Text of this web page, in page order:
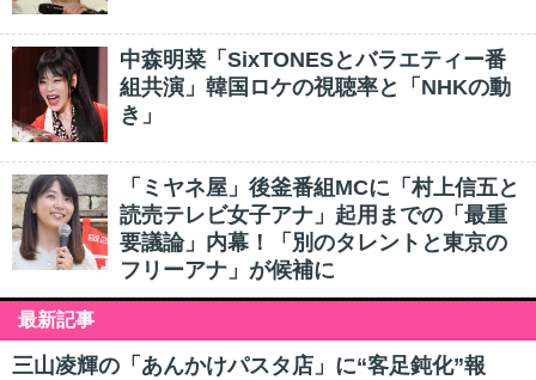
中森明菜「SixTONESとバラエティー番
組共演」韓国ロケの視聴率と「NHKの動
き」
「ミヤネ屋」後釜番組MCに「村上信五と
読売テレビ女子アナ」起用までの「最重
要議論」内幕！「別のタレントと東京の
フリーアナ」が候補に
最新記事
三山凌輝の「あんかけパスタ店」に“客足鈍化”報